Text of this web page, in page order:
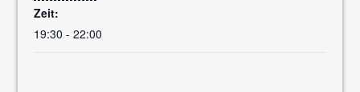
Zeit:
19:30 - 22:00